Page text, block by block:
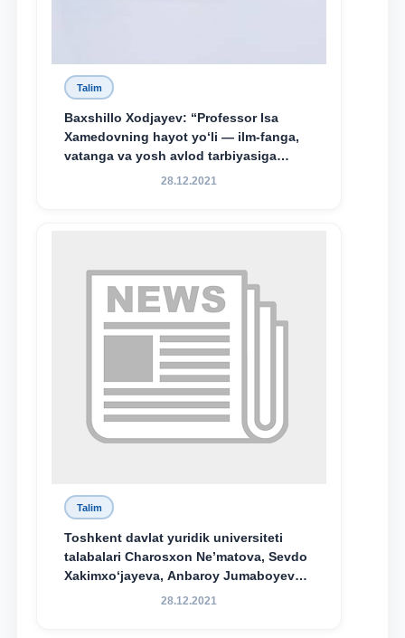
Talim
Baxshillo Xodjayev: “Professor Isa
Xamedovning hayot yo‘li — ilm-fanga,
vatanga va yosh avlod tarbiyasiga
sodiqlikning oliy namunasidir”.
28.12.2021
Talim
Toshkent davlat yuridik universiteti
talabalari Charosxon Ne’matova, Sevdo
Xakimxo‘jayeva, Anbaroy Jumaboyeva
hamda TDYU qoshidagi M.S.Vosiqova
28.12.2021